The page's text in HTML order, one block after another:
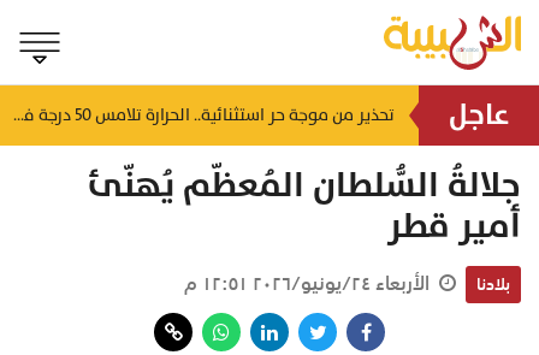
عاجل منذ ٥ ساعات لتشوه المظهر الحضاري وتعطل الحركة التجارية.. أهالي العوابي يطالبون عبر "الشبيبة" بإنقاذ سوقهم القديم من "كبارة الأسماك" المهجورة تحذير من موجة حر استثنائية.. الحرارة تلامس 50 درجة في بعض مناطق سلطنة عُمان
جلالةُ السُّلطان المُعظّم يُهنّئ
أمير قطر
بلادنا الأربعاء ٢٤/يونيو/٢٠٢٦ ١٢:٥١ م